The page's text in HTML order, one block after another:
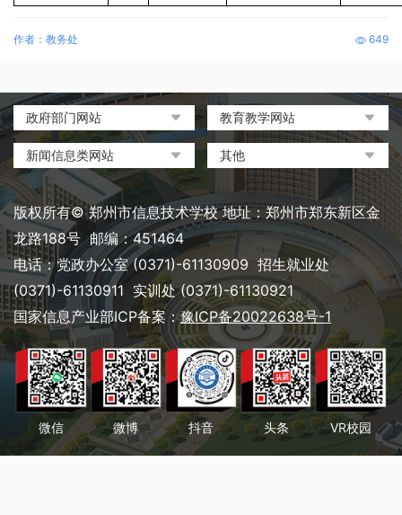
作者：教务处 649
政府部门网站
中国政府网
河南省人民政府
郑州市人民政府
教育教学网站
教育部政府门户网站
中国职业教育与成人教育网
河南省教育厅
河南省职业教育与成人教育
网
郑州市教育局政务网
郑州教育信息网
新闻信息类网站
环球网
凤凰网
搜狐
网易
新浪
其他
中央电化教育馆
中国教育和科研计算机网
电脑报
大象网|河南网络广播电视台
版权所有© 郑州市信息技术学校 地址：郑州市郑东新区金
龙路188号 邮编：451464
电话：党政办公室 (0371)-61130909 招生就业处
(0371)-61130911 实训处 (0371)-61130921
国家信息产业部ICP备案：豫ICP备20022638号-1
微信 微博 抖音 头条 VR校园